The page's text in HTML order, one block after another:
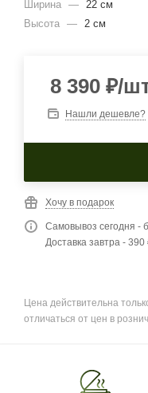
Ширина — 22 см
Высота — 2 см
8 390 ₽/
Нашли дешевле?
Хочу в подарок
Самовывоз сегодня -
Доставка завтра - 390
Цена действительна
отличаться от цен в